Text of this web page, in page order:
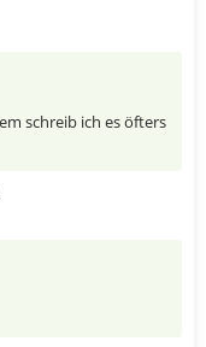
schreib ich es öfters